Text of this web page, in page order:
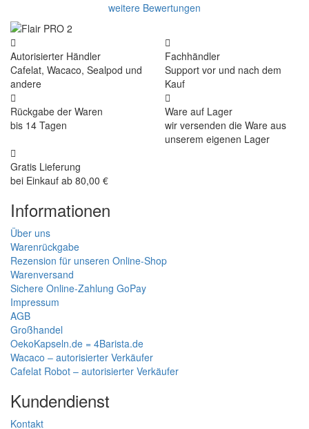
weitere Bewertungen
Autorisierter Händler
Cafelat, Wacaco, Sealpod und
andere
Fachhändler
Support vor und nach dem
Kauf
Rückgabe der Waren
bis 14 Tagen
Ware auf Lager
wir versenden die Ware aus
unserem eigenen Lager
Gratis Lieferung
bei Einkauf ab 80,00 €
Informationen
Über uns
Warenrückgabe
Rezension für unseren Online-Shop
Warenversand
Sichere Online-Zahlung GoPay
Impressum
AGB
Großhandel
OekoKapseln.de = 4Barista.de
Wacaco – autorisierter Verkäufer
Cafelat Robot – autorisierter Verkäufer
Kundendienst
Kontakt